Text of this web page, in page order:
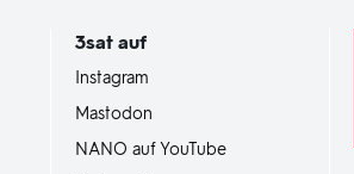
3sat auf
Instagram
Mastodon
NANO auf YouTube